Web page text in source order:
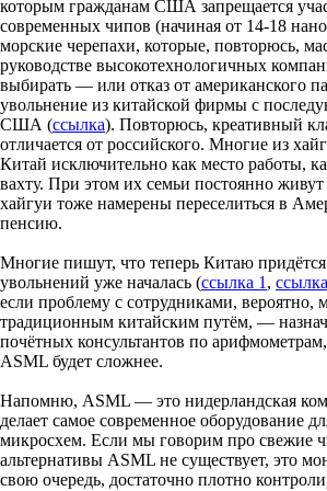
которым гражданам США запрещается
современных чипов (начиная от 14-18
морские черепахи, которые, повторюсь,
руководстве высокотехнологичных
выбирать — или отказ от американского
увольнение из китайской фирмы с
США (ссылка). Повторюсь, креативный
отличается от российского. Многие из
Китай исключительно как место работы,
вахту. При этом их семьи постоянно
хайгуи тоже намерены переселиться в
пенсию.
Многие пишут, что теперь Китаю
увольнений уже началась (ссылка 1 ,
если проблему с сотрудниками, вероятно,
традиционным китайским путём, —
почётных консультантов по
ASML будет сложнее.
Напомню, ASML — это нидерландская
делает самое современное оборудование
микросхем. Если мы говорим про свежие
альтернативы ASML не существует, это
свою очередь, достаточно плотно